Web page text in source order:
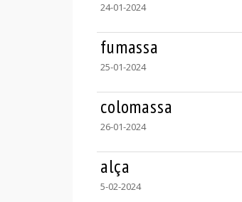
24-01-2024
fumassa
25-01-2024
colomassa
26-01-2024
alça
5-02-2024